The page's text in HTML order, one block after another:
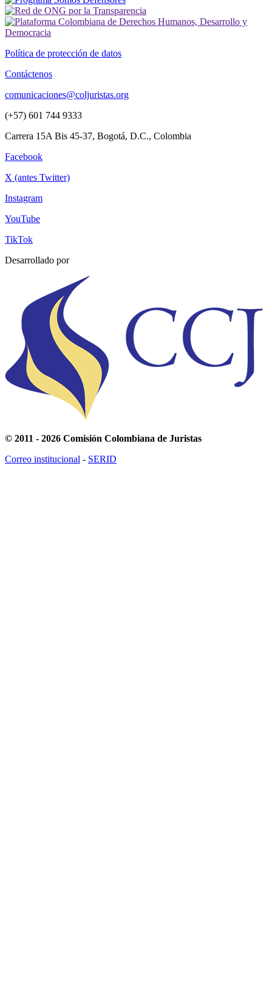
Política de protección de datos
Contáctenos
comunicaciones@coljuristas.org
(+57) 601 744 9333
Carrera 15A Bis 45-37, Bogotá, D.C., Colombia
Facebook
X (antes Twitter)
Instagram
YouTube
TikTok
Desarrollado por
© 2011 - 2026 Comisión Colombiana de Juristas
Correo institucional - SERID